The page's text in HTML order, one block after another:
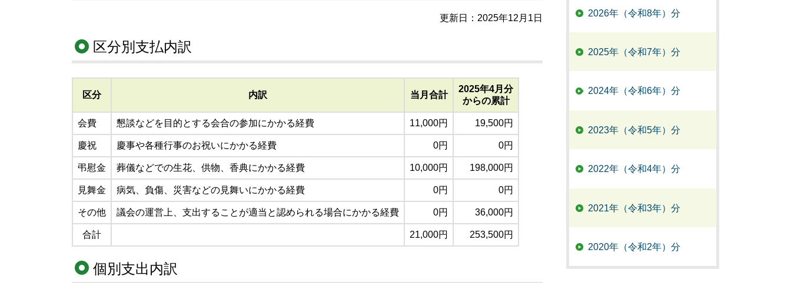
更新日：2025年12月1日
区分別支払内訳
区分 内訳 当月合計
2025年4月分
からの累計
会費 懇談などを目的とする会合の参加にかかる経費 11,000円 19,500円
慶祝 慶事や各種行事のお祝いにかかる経費 0円 0円
弔慰金 葬儀などでの生花、供物、香典にかかる経費 10,000円 198,000円
見舞金 病気、負傷、災害などの見舞いにかかる経費 0円 0円
その他 議会の運営上、支出することが適当と認められる場合にかかる経費 0円 36,000円
合計 21,000円 253,500円
個別支出内訳
2026年（令和8年）分
2025年（令和7年）分
2024年（令和6年）分
2023年（令和5年）分
2022年（令和4年）分
2021年（令和3年）分
2020年（令和2年）分